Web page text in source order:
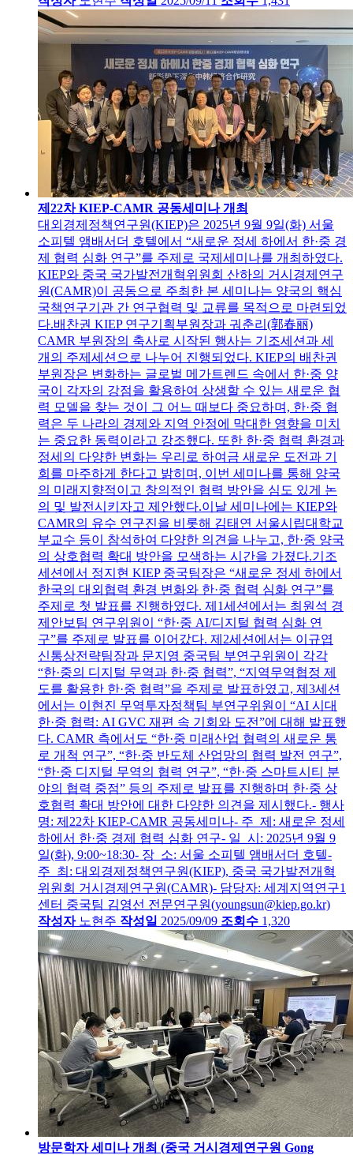
제22차 KIEP-CAMR 공동세미나 개최
대외경제정책연구원(KIEP)은 2025년 9월 9일(화) 서울
소피텔 앰배서더 호텔에서 “새로운 정세 하에서 한·중 경
제 협력 심화 연구”를 주제로 국제세미나를 개최하였다.
KIEP와 중국 국가발전개혁위원회 산하의 거시경제연구
원(CAMR)이 공동으로 주최한 본 세미나는 양국의 핵심
국책연구기관 간 연구협력 및 교류를 목적으로 마련되었
다.배찬권 KIEP 연구기획부원장과 궈춘리(郭春丽)
CAMR 부원장의 축사로 시작된 행사는 기조세션과 세
개의 주제세션으로 나누어 진행되었다. KIEP의 배찬권
부원장은 변화하는 글로벌 메가트렌드 속에서 한·중 양
국이 각자의 강점을 활용하여 상생할 수 있는 새로운 협
력 모델을 찾는 것이 그 어느 때보다 중요하며, 한·중 협
력은 두 나라의 경제와 지역 안정에 막대한 영향을 미치
는 중요한 동력이라고 강조했다. 또한 한·중 협력 환경과
정세의 다양한 변화는 우리로 하여금 새로운 도전과 기
회를 마주하게 한다고 밝히며, 이번 세미나를 통해 양국
의 미래지향적이고 창의적인 협력 방안을 심도 있게 논
의 및 발전시키자고 제안했다.이날 세미나에는 KIEP와
CAMR의 유수 연구진을 비롯해 김태연 서울시립대학교
부교수 등이 참석하여 다양한 의견을 나누고, 한·중 양국
의 상호협력 확대 방안을 모색하는 시간을 가졌다.기조
세션에서 정지현 KIEP 중국팀장은 “새로운 정세 하에서
한국의 대외협력 환경 변화와 한·중 협력 심화 연구”를
주제로 첫 발표를 진행하였다. 제1세션에서는 최원석 경
제안보팀 연구위원이 “한·중 AI/디지털 협력 심화 연
구”를 주제로 발표를 이어갔다. 제2세션에서는 이규엽
신통상전략팀장과 문지영 중국팀 부연구위원이 각각
“한·중의 디지털 무역과 한·중 협력”, “지역무역협정 제
도를 활용한 한·중 협력”을 주제로 발표하였고, 제3세션
에서는 이현진 무역투자정책팀 부연구위원이 “AI 시대
한·중 협력: AI GVC 재편 속 기회와 도전”에 대해 발표했
다. CAMR 측에서도 “한·중 미래산업 협력의 새로운 통
로 개척 연구”, “한·중 반도체 산업망의 협력 발전 연구”,
“한·중 디지털 무역의 협력 연구”, “한·중 스마트시티 분
야의 협력 중점” 등의 주제로 발표를 진행하며 한·중 상
호협력 확대 방안에 대한 다양한 의견을 제시했다.- 행사
명: 제22차 KIEP-CAMR 공동세미나- 주 제: 새로운 정세
하에서 한·중 경제 협력 심화 연구- 일 시: 2025년 9월 9
일(화), 9:00~18:30- 장 소: 서울 소피텔 앰배서더 호텔-
주 최: 대외경제정책연구원(KIEP), 중국 국가발전개혁
위원회 거시경제연구원(CAMR)- 담당자: 세계지역연구1
센터 중국팀 김영선 전문연구원(youngsun@kiep.go.kr)
작성자노현주 작성일 2025/09/09 조회수 1,320
방문학자 세미나 개최 (중국 거시경제연구원 Gong